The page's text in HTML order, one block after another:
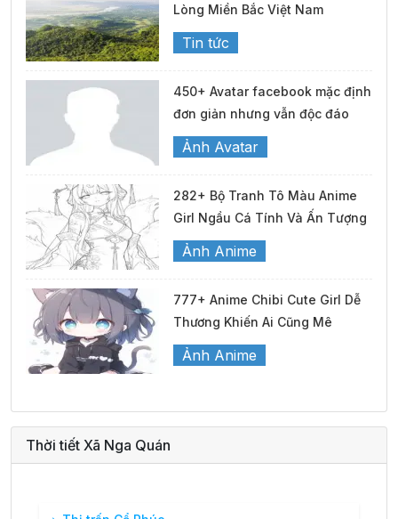
Lòng Miền Bắc Việt Nam
Tin tức
450+ Avatar facebook mặc định
đơn giản nhưng vẫn độc đáo
Ảnh Avatar
282+ Bộ Tranh Tô Màu Anime
Girl Ngầu Cá Tính Và Ấn Tượng
Ảnh Anime
777+ Anime Chibi Cute Girl Dễ
Thương Khiến Ai Cũng Mê
Ảnh Anime
Thời tiết Xã Nga Quán